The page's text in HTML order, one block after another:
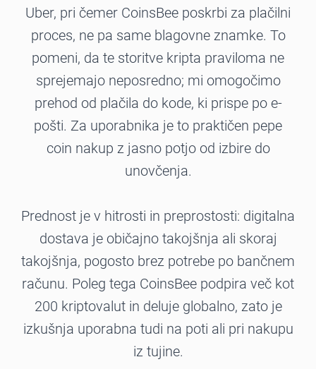
Uber, pri čemer CoinsBee poskrbi za plačilni
proces, ne pa same blagovne znamke. To
pomeni, da te storitve kripta praviloma ne
sprejemajo neposredno; mi omogočimo
prehod od plačila do kode, ki prispe po e-
pošti. Za uporabnika je to praktičen pepe
coin nakup z jasno potjo od izbire do
unovčenja.
Prednost je v hitrosti in preprostosti: digitalna
dostava je običajno takojšnja ali skoraj
takojšnja, pogosto brez potrebe po bančnem
računu. Poleg tega CoinsBee podpira več kot
200 kriptovalut in deluje globalno, zato je
izkušnja uporabna tudi na poti ali pri nakupu
iz tujine.